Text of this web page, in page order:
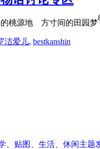
桃源地 方寸间的田园梦
洁爱儿, bestkanshin
、贴图、生活、休闲主题